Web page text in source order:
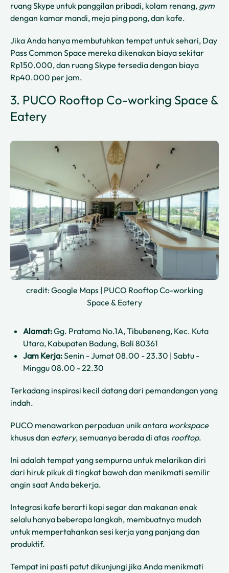
ruang Skype untuk panggilan pribadi, kolam renang, gym
dengan kamar mandi, meja ping pong, dan kafe.
Jika Anda hanya membutuhkan tempat untuk sehari, Day
Pass Common Space mereka dikenakan biaya sekitar
Rp150.000, dan ruang Skype tersedia dengan biaya
Rp40.000 per jam.
3. PUCO Rooftop Co-working Space &
Eatery
credit: Google Maps | PUCO Rooftop Co-working
Space & Eatery
Alamat:Gg. Pratama No.1A, Tibubeneng, Kec. Kuta
Utara, Kabupaten Badung, Bali 80361
Jam Kerja:Senin - Jumat 08.00 - 23.30 | Sabtu -
Minggu 08.00 - 22.30
Terkadang inspirasi kecil datang dari pemandangan yang
indah.
PUCO menawarkan perpaduan unik antara workspace
khusus dan eatery, semuanya berada di atas rooftop.
Ini adalah tempat yang sempurna untuk melarikan diri
dari hiruk pikuk di tingkat bawah dan menikmati semilir
angin saat Anda bekerja.
Integrasi kafe berarti kopi segar dan makanan enak
selalu hanya beberapa langkah, membuatnya mudah
untuk mempertahankan sesi kerja yang panjang dan
produktif.
Tempat ini pasti patut dikunjungi jika Anda menikmati